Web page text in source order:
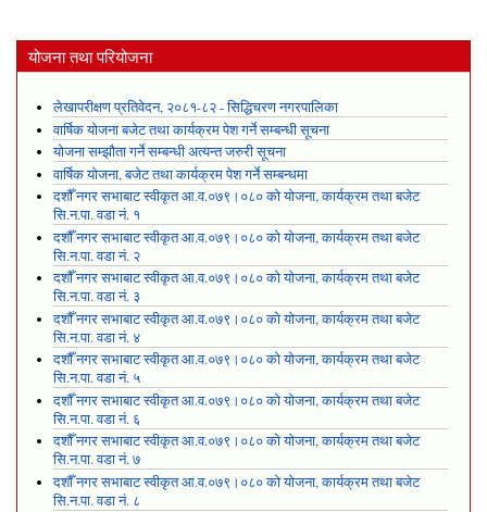
योजना तथा परियोजना
लेखापरीक्षण प्रतिवेदन, २०८१-८२ - सिद्धिचरण नगरपालिका
वार्षिक योजना बजेट तथा कार्यक्रम पेश गर्ने सम्बन्धी सूचना
योजना सम्झौता गर्ने सम्बन्धी अत्यन्त जरुरी सूचना
वार्षिक योजना, बजेट तथा कार्यक्रम पेश गर्ने सम्बन्धमा
दशौँ नगर सभाबाट स्वीकृत आ.व.०७९।०८० को योजना, कार्यक्रम तथा बजेट
सि.न.पा. वडा नं. १
दशौँ नगर सभाबाट स्वीकृत आ.व.०७९।०८० को योजना, कार्यक्रम तथा बजेट
सि.न.पा. वडा नं. २
दशौँ नगर सभाबाट स्वीकृत आ.व.०७९।०८० को योजना, कार्यक्रम तथा बजेट
सि.न.पा. वडा नं. ३
दशौँ नगर सभाबाट स्वीकृत आ.व.०७९।०८० को योजना, कार्यक्रम तथा बजेट
सि.न.पा. वडा नं. ४
दशौँ नगर सभाबाट स्वीकृत आ.व.०७९।०८० को योजना, कार्यक्रम तथा बजेट
सि.न.पा. वडा नं. ५
दशौँ नगर सभाबाट स्वीकृत आ.व.०७९।०८० को योजना, कार्यक्रम तथा बजेट
सि.न.पा. वडा नं. ६
दशौँ नगर सभाबाट स्वीकृत आ.व.०७९।०८० को योजना, कार्यक्रम तथा बजेट
सि.न.पा. वडा नं. ७
दशौँ नगर सभाबाट स्वीकृत आ.व.०७९।०८० को योजना, कार्यक्रम तथा बजेट
सि.न.पा. वडा नं. ८